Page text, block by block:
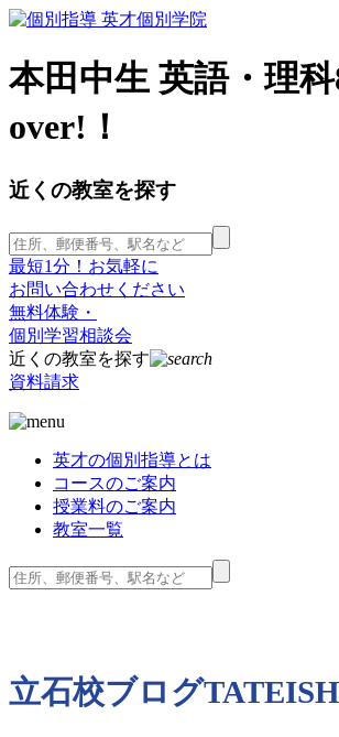
本田中生 英語・理科
over!！
近くの教室を探す
最短1分！お気軽に
お問い合わせください
無料体験・
個別学習相談会
近くの教室を探す
資料請求
英才の個別指導とは
コースのご案内
授業料のご案内
教室一覧
立石校ブログ